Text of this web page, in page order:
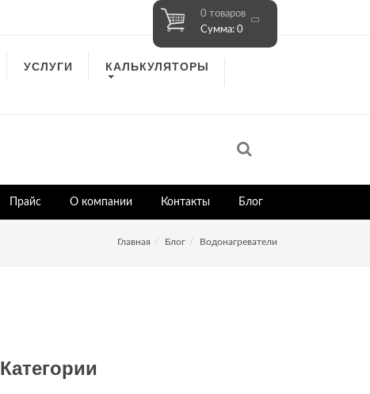
0 товаров
Сумма: 0
УСЛУГИ КАЛЬКУЛЯТОРЫ
Прайс О компании Контакты Блог
Главная Блог Водонагреватели
Категории